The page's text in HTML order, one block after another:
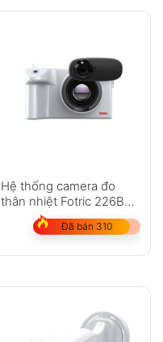
Hệ thống camera đo
thân nhiệt Fotric 226B
để sàng lọc sốt với AI
Đã bán 310